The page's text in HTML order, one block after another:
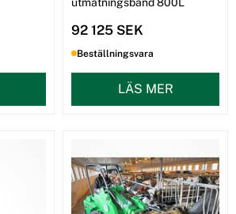
92 125 SEK
Beställningsvara
LÄS MER